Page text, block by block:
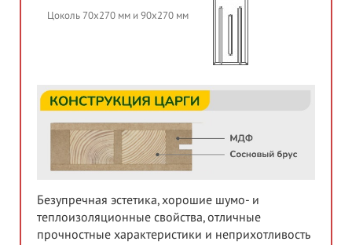
Цоколь 70х270 мм и 90х270 мм
Безупречная эстетика, хорошие шумо- и
теплоизоляционные свойства, отличные
прочностные характеристики и неприхотливость